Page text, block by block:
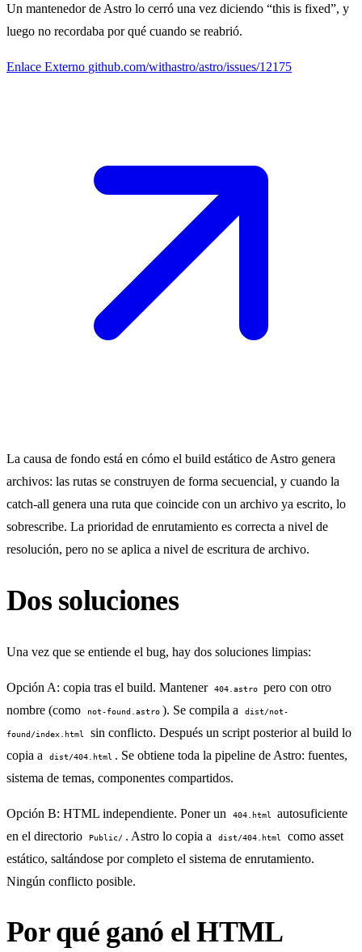
Un mantenedor de Astro lo cerró una vez diciendo “this is fixed”, y
luego no recordaba por qué cuando se reabrió.
Enlace Externo github.com/withastro/astro/issues/12175
La causa de fondo está en cómo el build estático de Astro genera
archivos: las rutas se construyen de forma secuencial, y cuando la
catch-all genera una ruta que coincide con un archivo ya escrito, lo
sobrescribe. La prioridad de enrutamiento es correcta a nivel de
resolución, pero no se aplica a nivel de escritura de archivo.
Dos soluciones
Una vez que se entiende el bug, hay dos soluciones limpias:
Opción A: copia tras el build. Mantener 404.astro
pero con otro
nombre (como
not-found.astro ). Se compila a dist/not-
found/index.html
sin conflicto. Después un script posterior al build lo
copia a
dist/404.html . Se obtiene toda la pipeline de Astro: fuentes,
sistema de temas, componentes compartidos.
Opción B: HTML independiente. Poner un 404.html
autosuficiente
en el directorio
Public/ . Astro lo copia a dist/404.html
como asset
estático, saltándose por completo el sistema de enrutamiento.
Ningún conflicto posible.
Por qué ganó el HTML